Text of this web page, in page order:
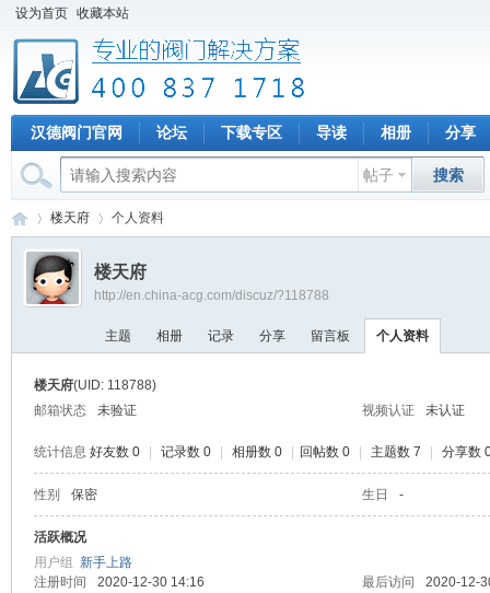
设为首页 收藏本站
汉德阀门官网 论坛 下载专区 导读 相册 分享
帖子 搜索
›
楼天府 个人资料
楼天府
http://en.china-acg.com/discuz/?118788
主题 相册 记录 分享 留言板 个人资料
楼天府(UID: 118788)
邮箱状态
未验证 视频认证 未认证
统计信息 好友数 0 记录数 0 相册数 0 回帖数 0 主题数 7 分享数
性别 保密 生日 -
活跃概况
用户组 新手上路
注册时间
2020-12-30 14:16 最后访问
2020-12-